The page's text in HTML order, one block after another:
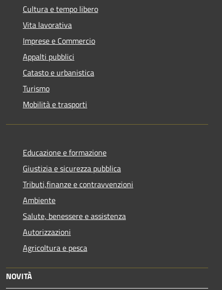
Cultura e tempo libero
Vita lavorativa
Imprese e Commercio
Appalti pubblici
Catasto e urbanistica
Turismo
Mobilità e trasporti
Educazione e formazione
Giustizia e sicurezza pubblica
Tributi,finanze e contravvenzioni
Ambiente
Salute, benessere e assistenza
Autorizzazioni
Agricoltura e pesca
NOVITÀ